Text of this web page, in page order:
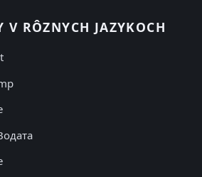
V RÔZNYCH JAZYKOCH